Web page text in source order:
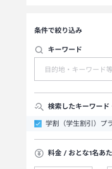
条件で絞り込み
キーワード
検索したキーワード
学割（学生割引）プ
料金 / おとな1名あ